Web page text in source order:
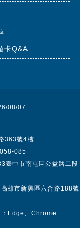
卡Q&A
08/07
363號4樓
085
臺中市南屯區公益路二段
雄市新興區六合路188號
Edge、Chrome